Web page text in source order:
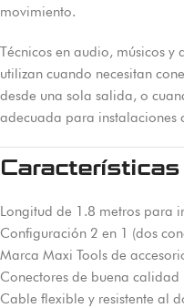
movimiento.
Técnicos en audio, músicos
utilizan cuando necesitan
desde una sola salida, o
adecuada para instalaciones
Longitud de 1.8 metros para
Configuración 2 en 1 (dos
Marca Maxi Tools de
Conectores de buena
Cable flexible y resistente al